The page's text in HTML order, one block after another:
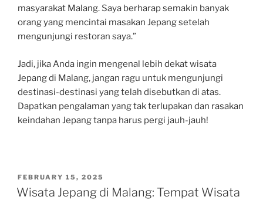
masyarakat Malang. Saya berharap semakin banyak
orang yang mencintai masakan Jepang setelah
mengunjungi restoran saya.”
Jadi, jika Anda ingin mengenal lebih dekat wisata
Jepang di Malang, jangan ragu untuk mengunjungi
destinasi-destinasi yang telah disebutkan di atas.
Dapatkan pengalaman yang tak terlupakan dan rasakan
keindahan Jepang tanpa harus pergi jauh-jauh!
POSTED
ON
FEBRUARY 15, 2025
Wisata Jepang di Malang: Tempat Wisata